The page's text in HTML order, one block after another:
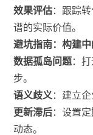
效果评估：跟踪
谱的实际价值。
避坑指南：构建
数据孤岛问题：
步。
语义歧义 ：建立
更新滞后：设置
动态。